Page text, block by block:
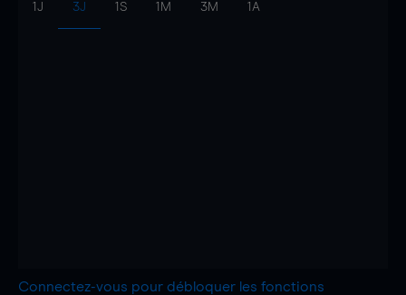
1J 3J 1S 1M 3M 1A
Connectez-vous pour débloquer les fonctions